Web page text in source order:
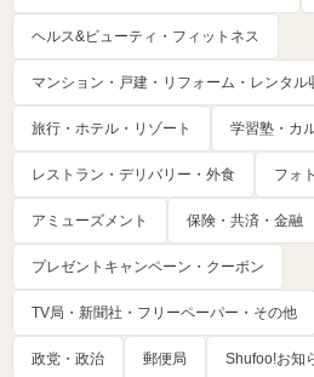
ヘルス&ビューティ・フィットネス
マンション・戸建・リフォーム・レンタル
旅行・ホテル・リゾート 学習塾・カ
レストラン・デリバリー・外食 フォ
アミューズメント 保険・共済・金融
プレゼントキャンペーン・クーポン
TV局・新聞社・フリーペーパー・その他
政党・政治 郵便局 Shufoo!お知